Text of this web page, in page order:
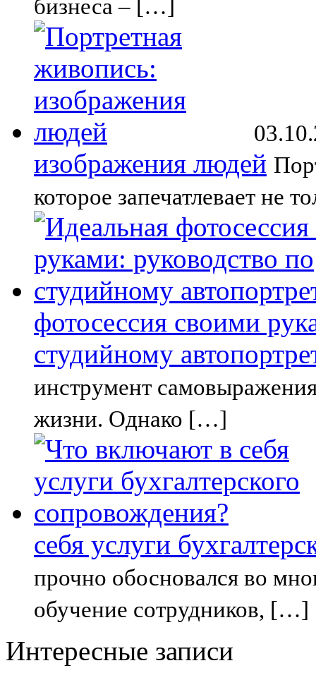
бизнеса – […]
изображения людей
которое запечатлевает не
фотосессия своими
студийному
инструмент
жизни. Однако […]
себя услуги
прочно обосновался во
обучение сотрудников, […]
Интересные записи